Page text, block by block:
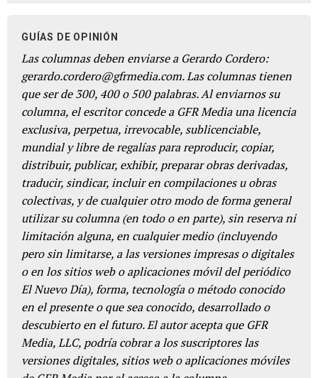
GUÍAS DE OPINIÓN
Las columnas deben enviarse a Gerardo Cordero:
gerardo.cordero@gfrmedia.com. Las columnas tienen
que ser de 300, 400 o 500 palabras. Al enviarnos su
columna, el escritor concede a GFR Media una licencia
exclusiva, perpetua, irrevocable, sublicenciable,
mundial y libre de regalías para reproducir, copiar,
distribuir, publicar, exhibir, preparar obras derivadas,
traducir, sindicar, incluir en compilaciones u obras
colectivas, y de cualquier otro modo de forma general
utilizar su columna (en todo o en parte), sin reserva ni
limitación alguna, en cualquier medio (incluyendo
pero sin limitarse, a las versiones impresas o digitales
o en los sitios web o aplicaciones móvil del periódico
El Nuevo Día), forma, tecnología o método conocido
en el presente o que sea conocido, desarrollado o
descubierto en el futuro. El autor acepta que GFR
Media, LLC, podría cobrar a los suscriptores las
versiones digitales, sitios web o aplicaciones móviles